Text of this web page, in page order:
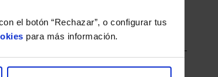
el botón “Rechazar”, o configurar tus
para más información.